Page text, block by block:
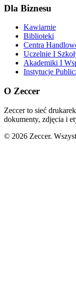
Dla Biznesu
Kawiarnie
Biblioteki
Centra
Uczelnie I
Akademiki I
Instytucje
O Zeccer
Zeccer to sieć
dokumenty, zdjęcia i
© 2026 Zeccer.